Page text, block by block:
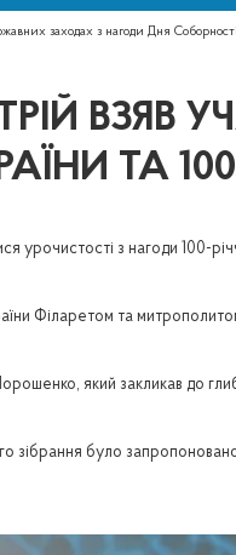
заходах з нагоди Дня
ВЗЯВ
ТА
урочистості з нагоди
Філаретом та
який закликав до
зібрання було